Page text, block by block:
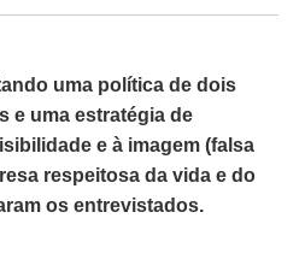
uma política de dois
e uma estratégia de
e à imagem (falsa
respeitosa da vida e do
os entrevistados.